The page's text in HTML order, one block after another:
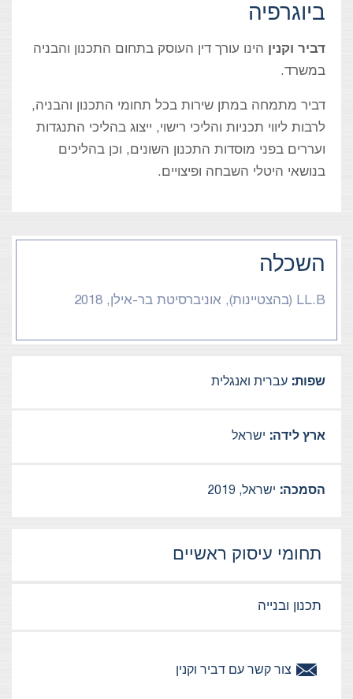
ביוגרפיה
דביר וקנין
הינו עורך דין העוסק בתחום התכנון והבניה
במשרד.
דביר מתמחה במתן שירות בכל תחומי התכנון והבניה,
לרבות ליווי תכניות והליכי רישוי, ייצוג בהליכי התנגדות
ועררים בפני מוסדות התכנון השונים, וכן בהליכים
בנושאי היטלי השבחה ופיצויים.
השכלה
LL.B (בהצטיינות), אוניברסיטת בר-אילן, 2018
שפות: עברית ואנגלית
ארץ לידה: ישראל
הסמכה: ישראל, 2019
תחומי עיסוק ראשיים
תכנון ובנייה
צור קשר עם דביר וקנין